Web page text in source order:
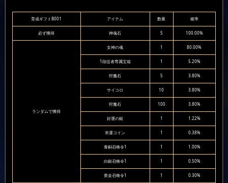
育成ギフトB001 アイテム 数量 確率
必ず獲得 神魂石 5 100.00%
ランダムで獲得
女神の魂 1 80.00%
1段従者専属宝箱 1 5.20%
狩魔石 5 3.80%
サイコロ 10 3.80%
狩魔石 100 3.80%
好運の鎚 1 1.22%
幸運コイン 1 0.38%
青銅召喚令1 1 1.00%
白銀召喚令1 1 0.50%
黄金召喚令1 1 0.30%